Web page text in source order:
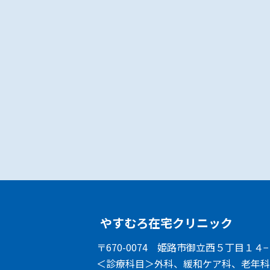
やすむろ在宅クリニック
〒670-0074 姫路市御立西５丁目１４−
＜診療科目＞外科、緩和ケア科、老年